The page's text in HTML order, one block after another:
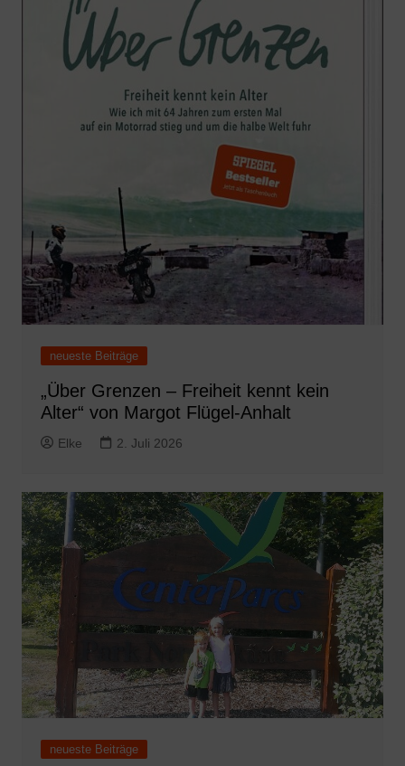
neueste Beiträge
„Über Grenzen – Freiheit kennt kein
Alter“ von Margot Flügel-Anhalt
Elke 2. Juli 2026
neueste Beiträge